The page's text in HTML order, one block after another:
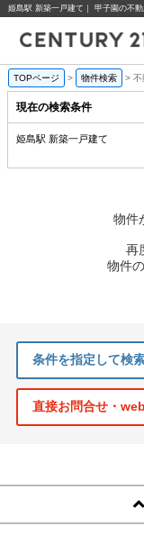
姫島駅 新築一戸建て｜ 甲子園の不
TOPページ > 物件検索 > 不
現在の検索条件
姫島駅 新築一戸建て
物件
再
物件
条件を指定して検
直接お問合せ・